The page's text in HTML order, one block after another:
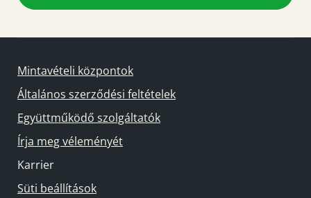
Mintavételi központok
Általános szerződési feltételek
Együttműködő szolgáltatók
Írja meg véleményét
Karrier
Süti beállítások